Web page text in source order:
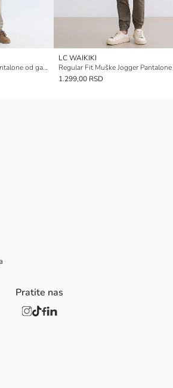
Regular Fit muške jogger pantalone od gabardina
LC WAIKIKI
Regular Fit Muške Jogger Pantalone
1.299,00 RSD
Pratite nas